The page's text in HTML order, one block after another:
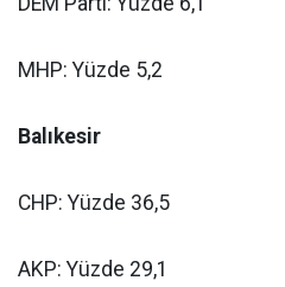
MHP: Yüzde 5,2
Balıkesir
CHP: Yüzde 36,5
AKP: Yüzde 29,1